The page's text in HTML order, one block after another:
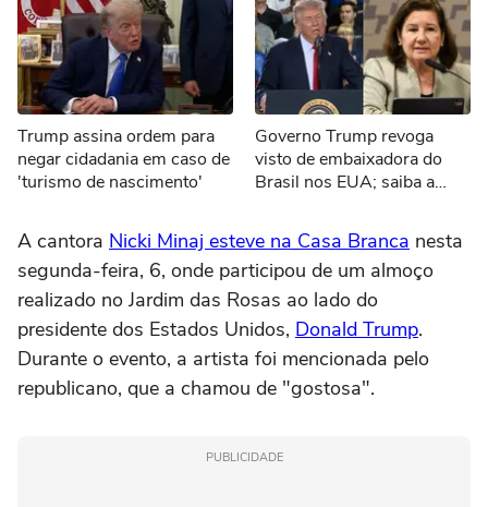
Trump assina ordem para
negar cidadania em caso de
'turismo de nascimento'
Governo Trump revoga
visto de embaixadora do
Brasil nos EUA; saiba a
A cantora Nicki Minaj esteve na Casa Branca nesta
segunda-feira, 6, onde participou de um almoço
realizado no Jardim das Rosas ao lado do
presidente dos Estados Unidos, Donald Trump.
Durante o evento, a artista foi mencionada pelo
republicano, que a chamou de "gostosa".
PUBLICIDADE